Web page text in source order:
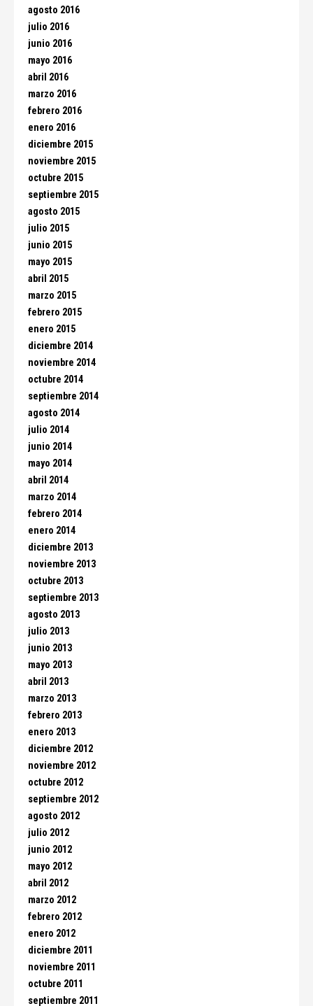
agosto 2016
julio 2016
junio 2016
mayo 2016
abril 2016
marzo 2016
febrero 2016
enero 2016
diciembre 2015
noviembre 2015
octubre 2015
septiembre 2015
agosto 2015
julio 2015
junio 2015
mayo 2015
abril 2015
marzo 2015
febrero 2015
enero 2015
diciembre 2014
noviembre 2014
octubre 2014
septiembre 2014
agosto 2014
julio 2014
junio 2014
mayo 2014
abril 2014
marzo 2014
febrero 2014
enero 2014
diciembre 2013
noviembre 2013
octubre 2013
septiembre 2013
agosto 2013
julio 2013
junio 2013
mayo 2013
abril 2013
marzo 2013
febrero 2013
enero 2013
diciembre 2012
noviembre 2012
octubre 2012
septiembre 2012
agosto 2012
julio 2012
junio 2012
mayo 2012
abril 2012
marzo 2012
febrero 2012
enero 2012
diciembre 2011
noviembre 2011
octubre 2011
septiembre 2011